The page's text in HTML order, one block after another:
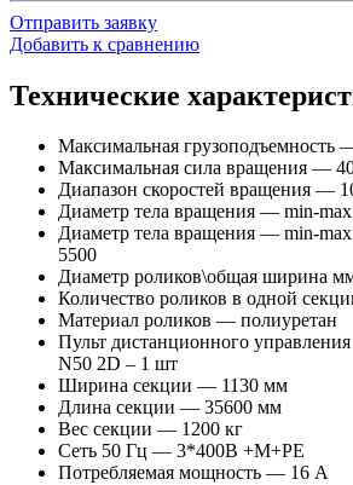
Отправить заявку
Добавить к сравнению
Технические
Максимальная грузоподъемность
Максимальная сила вращения —
Диапазон скоростей вращения —
Диаметр тела вращения — min-
Диаметр тела вращения — min-
5500
Диаметр роликов\общая ширина
Количество роликов в одной
Материал роликов — полиуретан
Пульт дистанционного
N50 2D – 1 шт
Ширина секции — 1130 мм
Длина секции — 35600 мм
Вес секции — 1200 кг
Сеть 50 Гц — 3*400В +М+РE
Потребляемая мощность — 16 А